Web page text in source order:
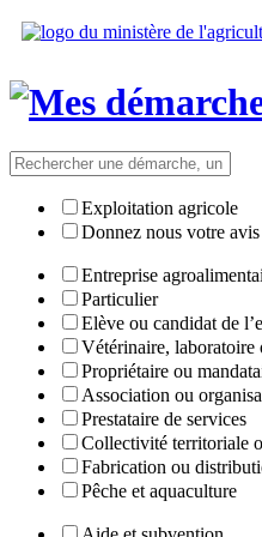
Exploitation agricole
Donnez nous votre avis
Entreprise
Particulier
Elève ou candidat de
Vétérinaire, laboratoire
Propriétaire ou
Association ou
Prestataire de services
Collectivité territoriale
Fabrication ou
Pêche et aquaculture